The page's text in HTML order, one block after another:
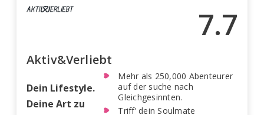
7.7
Aktiv&Verliebt
Dein Lifestyle.
Deine Art zu
Mehr als 250,000 Abenteurer
auf der suche nach
Gleichgesinnten.
Triff’ dein Soulmate